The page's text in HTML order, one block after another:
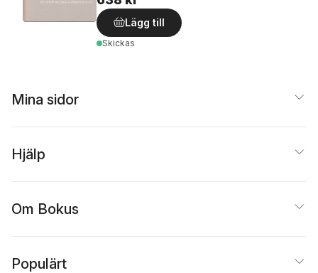
Lägg till
Skickas
Mina sidor
Hjälp
Om Bokus
Populärt